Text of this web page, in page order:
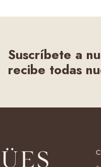
Suscríbete a
recibe todas